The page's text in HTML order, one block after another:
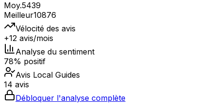
Moy.5439
Meilleur10876
Vélocité des avis
+12 avis/mois
Analyse du sentiment
78% positif
Avis Local Guides
14 avis
Débloquer l'analyse complète